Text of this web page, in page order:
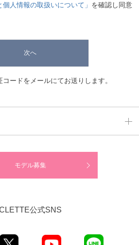
個人情報の取扱いについて」 を確認し同意
次へ
ードをメールにてお送りします。
モデル募集
公式SNS